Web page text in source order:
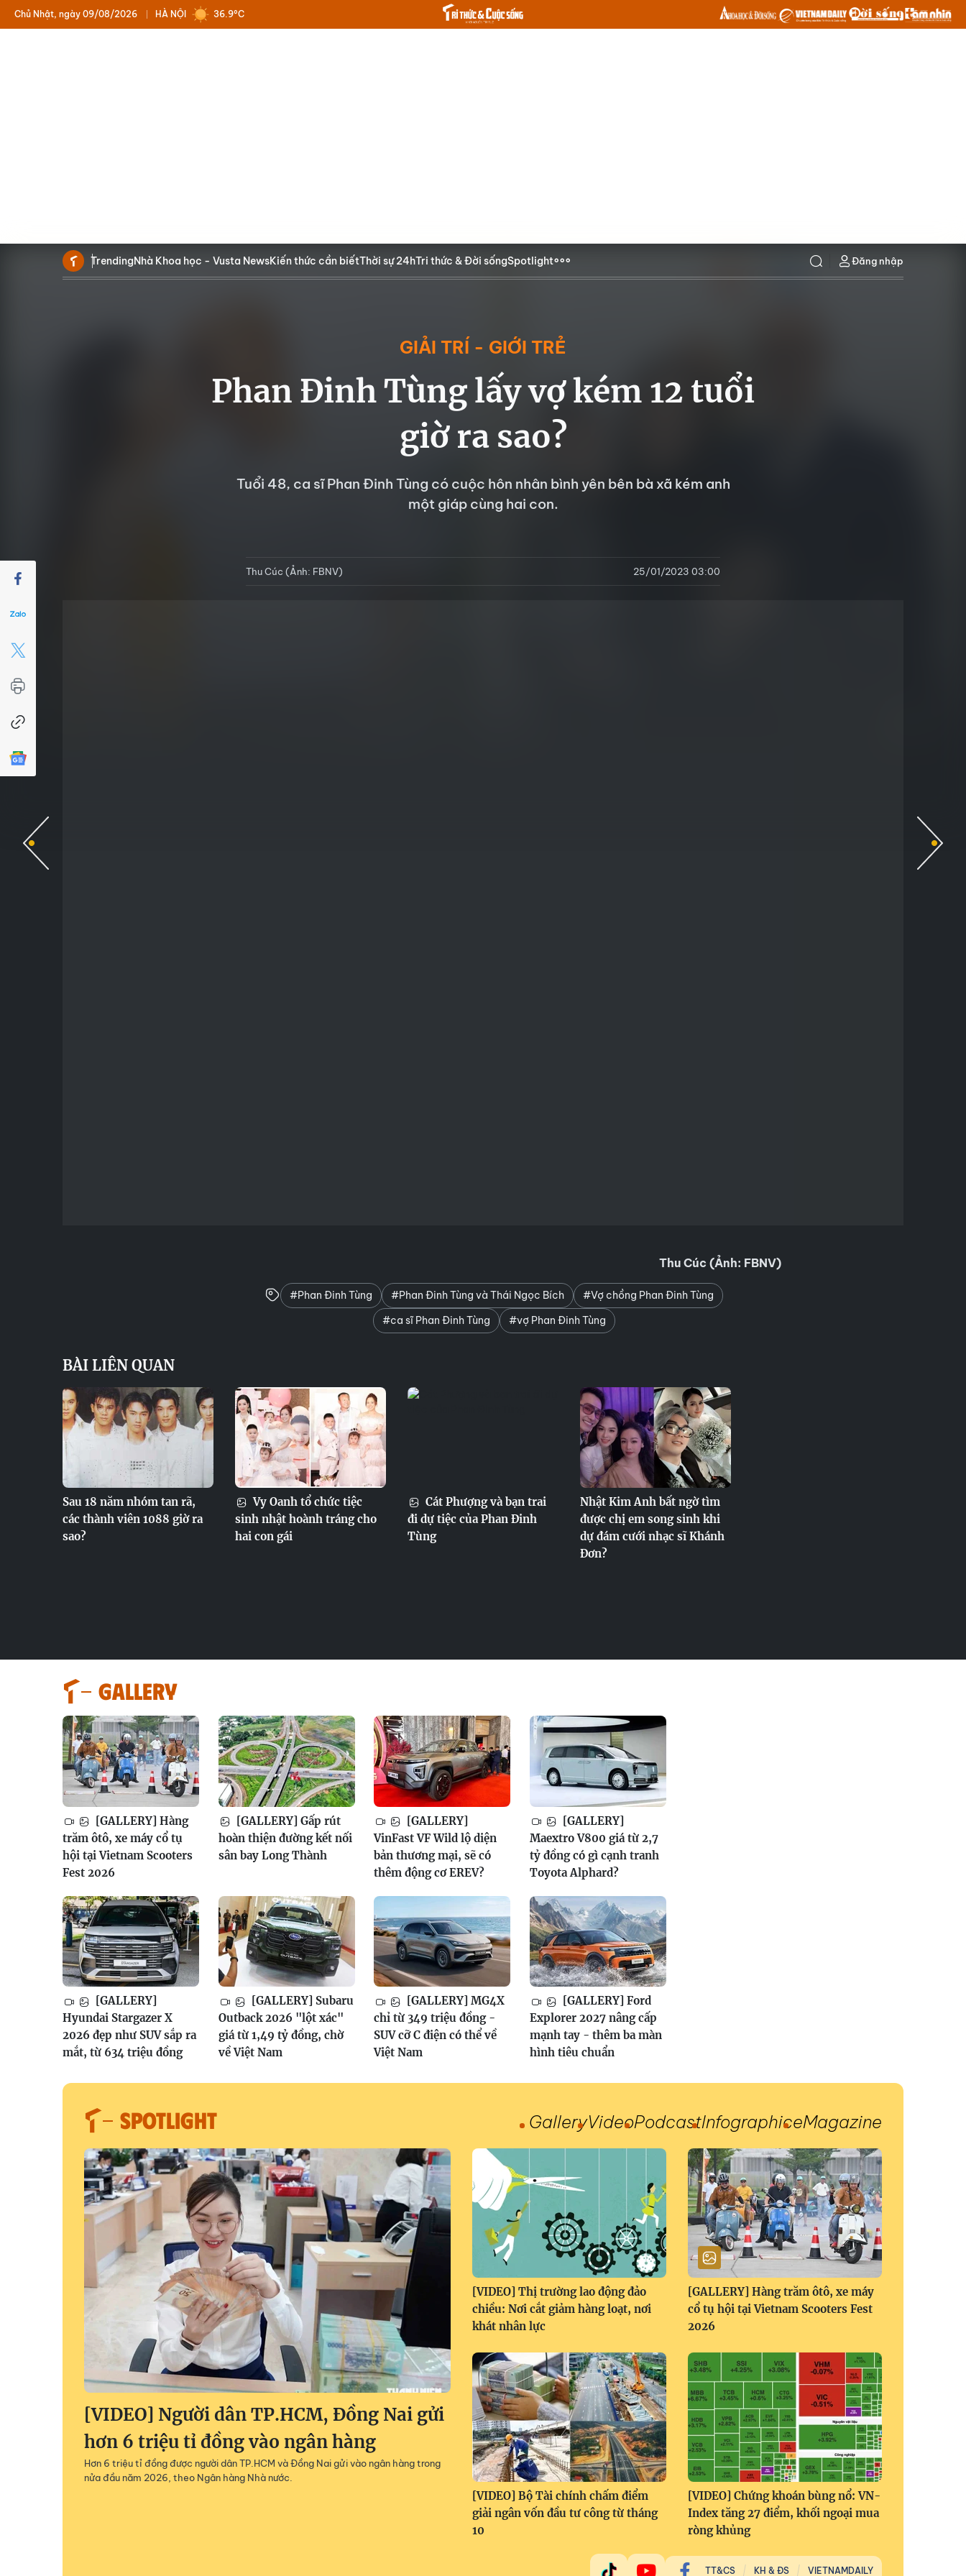
HÀ NỘI
Chủ Nhật, ngày 09/08/2026 36.9°C
TrendingNhà Khoa học - Vusta NewsKiến thức cần biếtThời sự 24hTri thức & Đời sốngSpotlight Đăng nhập
GIẢI TRÍ - GIỚI TRẺ
Phan Đinh Tùng lấy vợ kém 12 tuổi
giờ ra sao?
Tuổi 48, ca sĩ Phan Đinh Tùng có cuộc hôn nhân bình yên bên bà xã kém anh
một giáp cùng hai con.
Thu Cúc (Ảnh: FBNV) 25/01/2023 03:00
Thu Cúc (Ảnh: FBNV)
#Phan Đinh Tùng #Phan Đinh Tùng và Thái Ngọc Bích
#Vợ chồng Phan Đinh Tùng
#ca sĩ Phan Đinh Tùng
#vợ Phan Đinh Tùng
BÀI LIÊN QUAN
Sau 18 năm nhóm tan rã,
các thành viên 1088 giờ ra
sao?
Vy Oanh tổ chức tiệc
sinh nhật hoành tráng cho
hai con gái
Cát Phượng và bạn trai
đi dự tiệc của Phan Đinh
Tùng
Nhật Kim Anh bất ngờ tìm
được chị em song sinh khi
dự đám cưới nhạc sĩ Khánh
Đơn?
GALLERY
[GALLERY] Hàng
trăm ôtô, xe máy cổ tụ
hội tại Vietnam Scooters
Fest 2026
[GALLERY] Gấp rút
hoàn thiện đường kết nối
sân bay Long Thành
[GALLERY]
VinFast VF Wild lộ diện
bản thương mại, sẽ có
thêm động cơ EREV?
[GALLERY]
Maextro V800 giá từ 2,7
tỷ đồng có gì cạnh tranh
Toyota Alphard?
[GALLERY]
Hyundai Stargazer X
2026 đẹp như SUV sắp ra
mắt, từ 634 triệu đồng
[GALLERY] Subaru
Outback 2026 "lột xác"
giá từ 1,49 tỷ đồng, chờ
về Việt Nam
[GALLERY] MG4X
chỉ từ 349 triệu đồng -
SUV cỡ C điện có thể về
Việt Nam
[GALLERY] Ford
Explorer 2027 nâng cấp
mạnh tay - thêm ba màn
hình tiêu chuẩn
SPOTLIGHT GalleryVideoPodcastInfographiceMagazine
[VIDEO] Người dân TP.HCM, Đồng Nai gửi
hơn 6 triệu tỉ đồng vào ngân hàng
Hơn 6 triệu tỉ đồng được người dân TP.HCM và Đồng Nai gửi vào ngân hàng trong
nửa đầu năm 2026, theo Ngân hàng Nhà nước.
[VIDEO] Thị trường lao động đảo
chiều: Nơi cắt giảm hàng loạt, nơi
khát nhân lực
[GALLERY] Hàng trăm ôtô, xe máy
cổ tụ hội tại Vietnam Scooters Fest
2026
[VIDEO] Bộ Tài chính chấm điểm
giải ngân vốn đầu tư công từ tháng
10
[VIDEO] Chứng khoán bùng nổ: VN-
Index tăng 27 điểm, khối ngoại mua
ròng khủng
TT&CS KH & ĐS VIETNAMDAILY